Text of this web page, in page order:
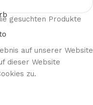
gesuchten Produkte
auf unserer Website
dieser Website
zu.